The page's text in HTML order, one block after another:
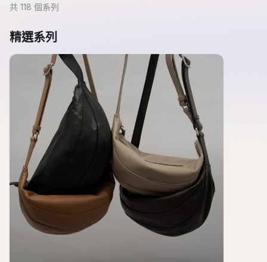
共 118 個系列
精選系列